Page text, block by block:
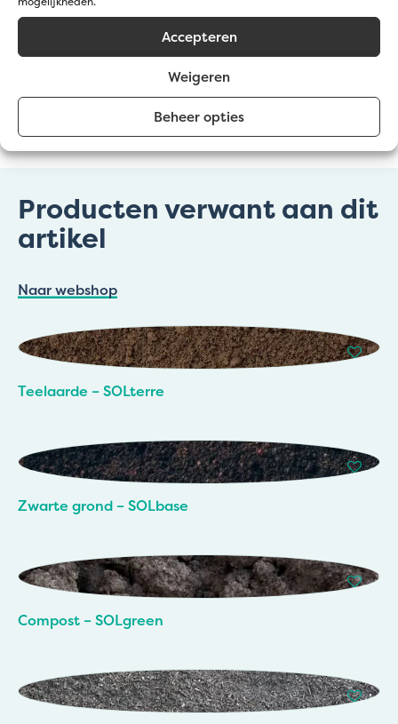
Accepteren
Weigeren
Beheer opties
pdf, word, wordx, Max. bestandsgrootte: 64 MB.
CAPTCHA
Producten verwant aan dit
artikel
Naar webshop
Teelaarde – SOLterre
Zwarte grond – SOLbase
Compost – SOLgreen